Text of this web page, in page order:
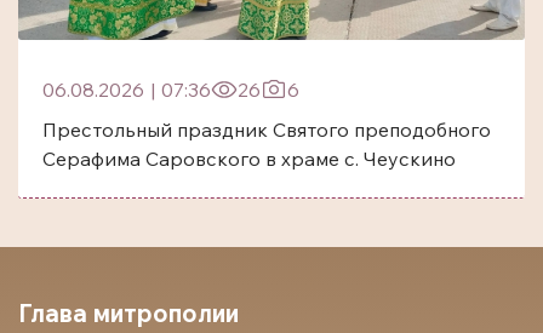
06.08.2026 | 07:36 26
6
Престольный праздник Святого преподобного
Серафима Саровского в храме с. Чеускино
Глава митрополии